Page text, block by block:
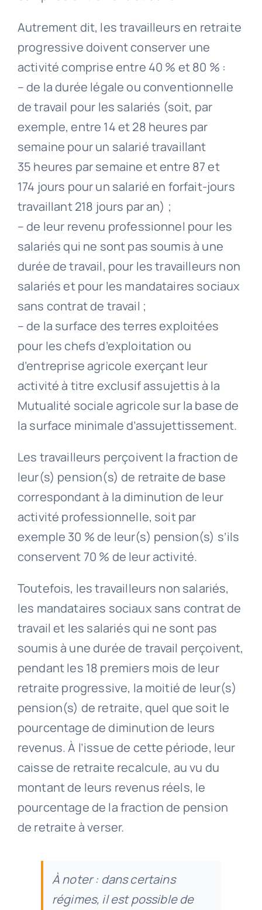
Autrement dit, les travailleurs en retraite
progressive doivent conserver une
activité comprise entre 40 % et 80 % :
– de la durée légale ou conventionnelle
de travail pour les salariés (soit, par
exemple, entre 14 et 28 heures par
semaine pour un salarié travaillant
35 heures par semaine et entre 87 et
174 jours pour un salarié en forfait-jours
travaillant 218 jours par an) ;
– de leur revenu professionnel pour les
salariés qui ne sont pas soumis à une
durée de travail, pour les travailleurs non
salariés et pour les mandataires sociaux
sans contrat de travail ;
– de la surface des terres exploitées
pour les chefs d’exploitation ou
d’entreprise agricole exerçant leur
activité à titre exclusif assujettis à la
Mutualité sociale agricole sur la base de
la surface minimale d’assujettissement.
Les travailleurs perçoivent la fraction de
leur(s) pension(s) de retraite de base
correspondant à la diminution de leur
activité professionnelle, soit par
exemple 30 % de leur(s) pension(s) s’ils
conservent 70 % de leur activité.
Toutefois, les travailleurs non salariés,
les mandataires sociaux sans contrat de
travail et les salariés qui ne sont pas
soumis à une durée de travail perçoivent,
pendant les 18 premiers mois de leur
retraite progressive, la moitié de leur(s)
pension(s) de retraite, quel que soit le
pourcentage de diminution de leurs
revenus. À l’issue de cette période, leur
caisse de retraite recalcule, au vu du
montant de leurs revenus réels, le
pourcentage de la fraction de pension
de retraite à verser.
À noter : dans certains
régimes, il est possible de